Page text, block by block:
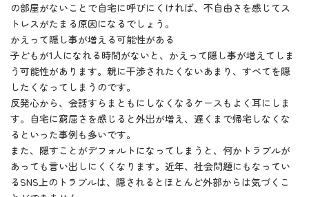
の部屋がないことで自宅に呼びにくければ、不自由さを感じてス
トレスがたまる原因になるでしょう。
かえって隠し事が増える可能性がある
子どもが1人になれる時間がないと、かえって隠し事が増えてしま
う可能性があります。親に干渉されたくないあまり、すべてを隠
したくなってしまうのです。
反発心から、会話すらまともにしなくなるケースもよく耳にしま
す。自宅に窮屈さを感じると外出が増え、遅くまで帰宅しなくな
るといった事例も多いです。
また、隠すことがデフォルトになってしまうと、何かトラブルが
あっても言い出しにくくなります。近年、社会問題にもなってい
るSNS上のトラブルは、隠されるとほとんど外部からは気づくこ